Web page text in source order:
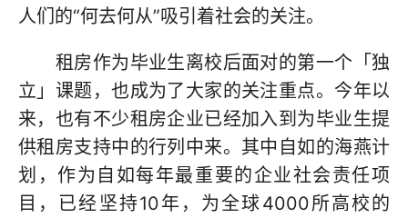
人们的“何去何从”吸引着社会的关注。
租房作为毕业生离校后面对的第一个「独
立」课题，也成为了大家的关注重点。今年以
来，也有不少租房企业已经加入到为毕业生提
供租房支持中的行列中来。其中自如的海燕计
划，作为自如每年最重要的企业社会责任项
目，已经坚持10年，为全球4000所高校的